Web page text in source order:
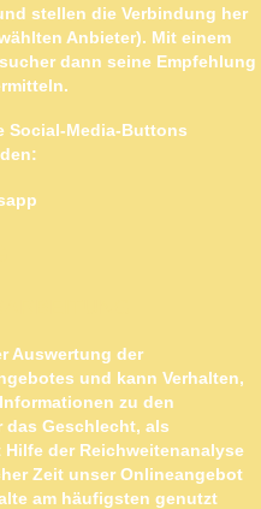
stellen die Verbindung her
Anbieter). Mit einem
dann seine Empfehlung
Social-Media-Buttons
Auswertung der
und kann Verhalten,
zu den
das Geschlecht, als
der Reichweitenanalyse
Zeit unser Onlineangebot
am häufigsten genutzt